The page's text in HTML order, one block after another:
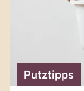
Putztipps